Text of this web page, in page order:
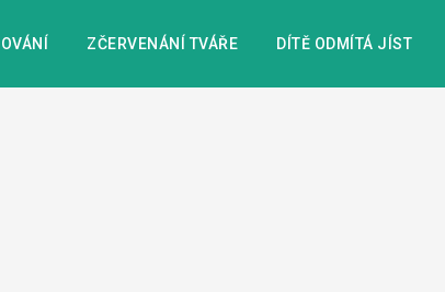
ZČERVENÁNÍ TVÁŘE DÍTĚ ODMÍTÁ JÍST